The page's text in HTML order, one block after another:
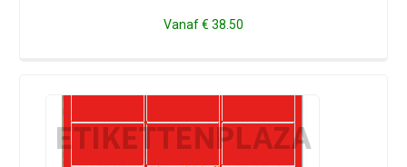
Vanaf€ 38.50